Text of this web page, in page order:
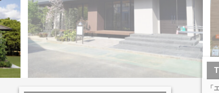
「